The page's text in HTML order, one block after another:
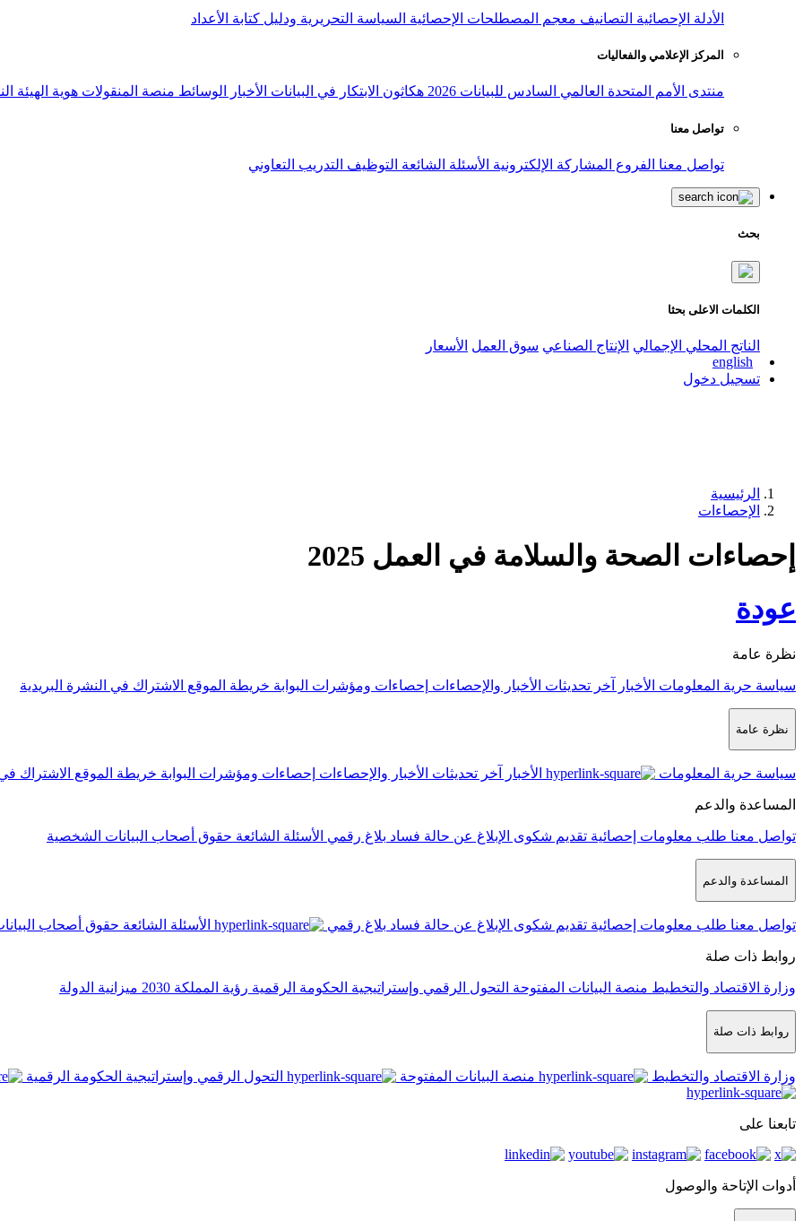
الأدلة الإحصائية التصانيف معجم المصطلحات الإحصائية السياسة التحريرية ودليل كتابة الأعداد
المركز الإعلامي والفعاليات
منتدى الأمم المتحدة العالمي السادس للبيانات 2026 هكاثون الابتكار في البيانات الأخبار الوسائط منصة المنقولات هوية الهيئة
تواصل معنا
تواصل معنا الفروع المشاركة الإلكترونية الأسئلة الشائعة التوظيف التدريب التعاوني
بحث
الكلمات الاعلى بحثا
الناتج المحلي الإجمالي الإنتاج الصناعي سوق العمل الأسعار
english
تسجيل دخول
الرئيسية
الإحصاءات
إحصاءات الصحة والسلامة في العمل 2025
عودة
نظرة عامة
سياسة حرية المعلومات الأخبار آخر تحديثات الأخبار والإحصاءات إحصاءات ومؤشرات البوابة خريطة الموقع الاشتراك في النشرة البريدية
نظرة عامة
سياسة حرية المعلومات الأخبار آخر تحديثات الأخبار والإحصاءات إحصاءات ومؤشرات البوابة خريطة الموقع الاشتراك
المساعدة والدعم
تواصل معنا طلب معلومات إحصائية تقديم شكوى الإبلاغ عن حالة فساد بلاغ رقمي الأسئلة الشائعة حقوق أصحاب البيانات الشخصية
المساعدة والدعم
تواصل معنا طلب معلومات إحصائية تقديم شكوى الإبلاغ عن حالة فساد بلاغ رقمي الأسئلة الشائعة حقوق أصحاب
روابط ذات صلة
وزارة الاقتصاد والتخطيط منصة البيانات المفتوحة التحول الرقمي وإستراتيجية الحكومة الرقمية رؤية المملكة 2030 ميزانية الدولة
روابط ذات صلة
وزارة الاقتصاد والتخطيط منصة البيانات المفتوحة التحول الرقمي وإستراتيجية الحكومة الرقمية
تابعنا على
أدوات الإتاحة والوصول